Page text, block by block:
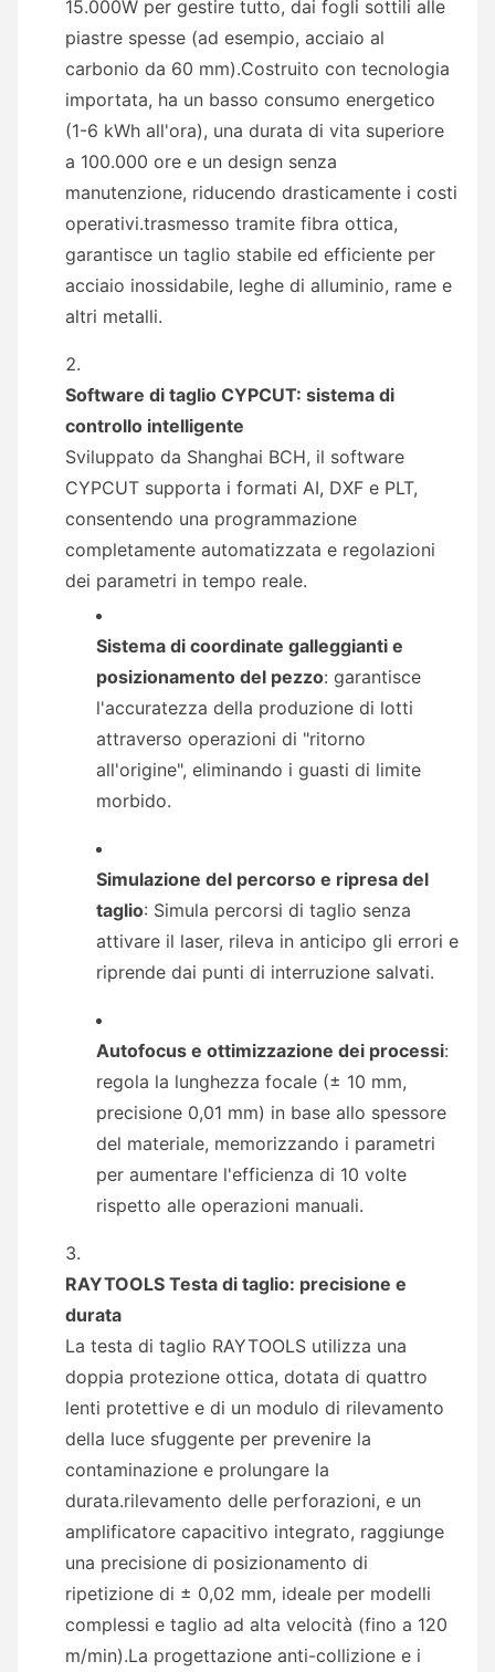
15.000W per gestire tutto, dai fogli sottili alle
piastre spesse (ad esempio, acciaio al
carbonio da 60 mm).Costruito con tecnologia
importata, ha un basso consumo energetico
(1-6 kWh all'ora), una durata di vita superiore
a 100.000 ore e un design senza
manutenzione, riducendo drasticamente i costi
operativi.trasmesso tramite fibra ottica,
garantisce un taglio stabile ed efficiente per
acciaio inossidabile, leghe di alluminio, rame e
altri metalli.
Software di taglio CYPCUT: sistema di
controllo intelligente
Sviluppato da Shanghai BCH, il software
CYPCUT supporta i formati AI, DXF e PLT,
consentendo una programmazione
completamente automatizzata e regolazioni
dei parametri in tempo reale.
Sistema di coordinate galleggianti e
posizionamento del pezzo: garantisce
l'accuratezza della produzione di lotti
attraverso operazioni di "ritorno
all'origine", eliminando i guasti di limite
morbido.
Simulazione del percorso e ripresa del
taglio: Simula percorsi di taglio senza
attivare il laser, rileva in anticipo gli errori e
riprende dai punti di interruzione salvati.
Autofocus e ottimizzazione dei processi:
regola la lunghezza focale (± 10 mm,
precisione 0,01 mm) in base allo spessore
del materiale, memorizzando i parametri
per aumentare l'efficienza di 10 volte
rispetto alle operazioni manuali.
RAYTOOLS Testa di taglio: precisione e
durata
La testa di taglio RAYTOOLS utilizza una
doppia protezione ottica, dotata di quattro
lenti protettive e di un modulo di rilevamento
della luce sfuggente per prevenire la
contaminazione e prolungare la
durata.rilevamento delle perforazioni, e un
amplificatore capacitivo integrato, raggiunge
una precisione di posizionamento di
ripetizione di ± 0,02 mm, ideale per modelli
complessi e taglio ad alta velocità (fino a 120
m/min).La progettazione anti-collizione e i